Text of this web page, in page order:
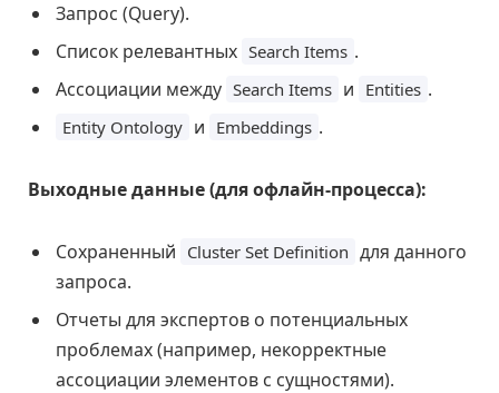
Запрос (Query).
Список релевантных Search Items .
Ассоциации между Search Items и Entities .
Entity Ontology и Embeddings .
Выходные данные (для офлайн-процесса):
Сохраненный Cluster Set Definition для данного
запроса.
Отчеты для экспертов о потенциальных
проблемах (например, некорректные
ассоциации элементов с сущностями).